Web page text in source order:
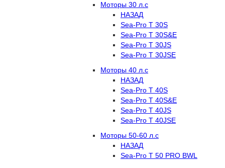
Моторы 30 л.с
НАЗАД
Sea-Pro T 30S
Sea-Pro T 30S&E
Sea-Pro T 30JS
Sea-Pro T 30JSE
Моторы 40 л.с
НАЗАД
Sea-Pro T 40S
Sea-Pro T 40S&E
Sea-Pro T 40JS
Sea-Pro T 40JSE
Моторы 50-60 л.с
НАЗАД
Sea-Pro T 50 PRO BWL